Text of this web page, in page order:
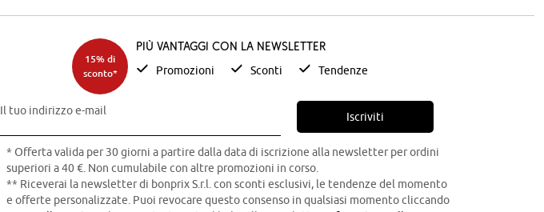
15% di
sconto*
Più vantaggi con la newsletter
Promozioni Sconti Tendenze
Il tuo indirizzo e-mail Iscriviti
* Offerta valida per 30 giorni a partire dalla data di iscrizione alla newsletter per ordini
superiori a 40 €. Non cumulabile con altre promozioni in corso.
** Riceverai la newsletter di bonprix S.r.l. con sconti esclusivi, le tendenze del momento
e offerte personalizzate. Puoi revocare questo consenso in qualsiasi momento cliccando